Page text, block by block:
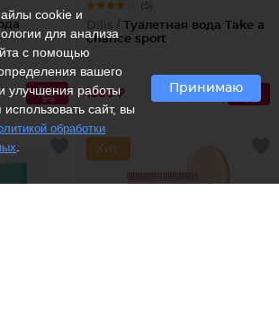
(5)
Dilis / Туалетная вода Take a
chance sport
1380 ₽
cookie и
для анализа
с помощью
вашего
улучшения работы
сайт, вы
обработки
Принимаю